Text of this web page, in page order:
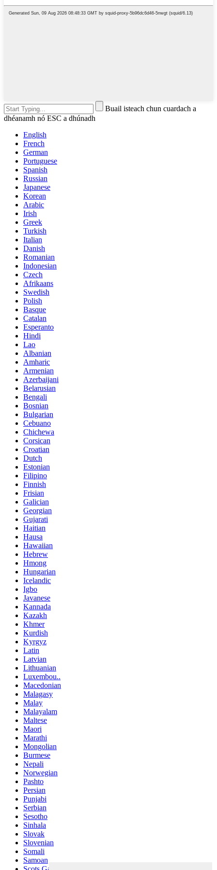
Buail isteach chun cuardach a
dhéanamh nó ESC a dhúnadh
English
French
German
Portuguese
Spanish
Russian
Japanese
Korean
Arabic
Irish
Greek
Turkish
Italian
Danish
Romanian
Indonesian
Czech
Afrikaans
Swedish
Polish
Basque
Catalan
Esperanto
Hindi
Lao
Albanian
Amharic
Armenian
Azerbaijani
Belarusian
Bengali
Bosnian
Bulgarian
Cebuano
Chichewa
Corsican
Croatian
Dutch
Estonian
Filipino
Finnish
Frisian
Galician
Georgian
Gujarati
Haitian
Hausa
Hawaiian
Hebrew
Hmong
Hungarian
Icelandic
Igbo
Javanese
Kannada
Kazakh
Khmer
Kurdish
Kyrgyz
Latin
Latvian
Lithuanian
Luxembou..
Macedonian
Malagasy
Malay
Malayalam
Maltese
Maori
Marathi
Mongolian
Burmese
Nepali
Norwegian
Pashto
Persian
Punjabi
Serbian
Sesotho
Sinhala
Slovak
Slovenian
Somali
Samoan